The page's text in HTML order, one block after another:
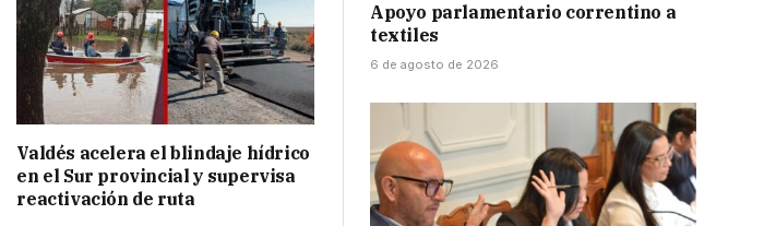
Valdés acelera el blindaje hídrico
en el Sur provincial y supervisa
reactivación de ruta
Apoyo parlamentario correntino a
textiles
6 de agosto de 2026